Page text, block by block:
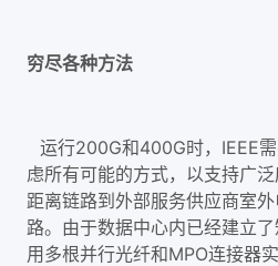
穷尽各种方法
运行200G和400G时，IEEE
虑所有可能的方式，以支持广
距离链路到外部服务供应商室
路。由于数据中心内已经建立
用多根并行光纤和MPO连接器